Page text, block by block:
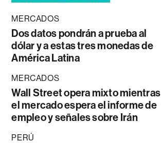
MERCADOS
Dos datos pondrán a prueba al
dólar y a estas tres monedas de
América Latina
MERCADOS
Wall Street opera mixto mientras
el mercado espera el informe de
empleo y señales sobre Irán
PERÚ